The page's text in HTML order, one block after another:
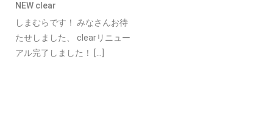
NEW clear
しまむらです！ みなさんお待
たせしました、 clearリニュー
アル完了しました！ […]